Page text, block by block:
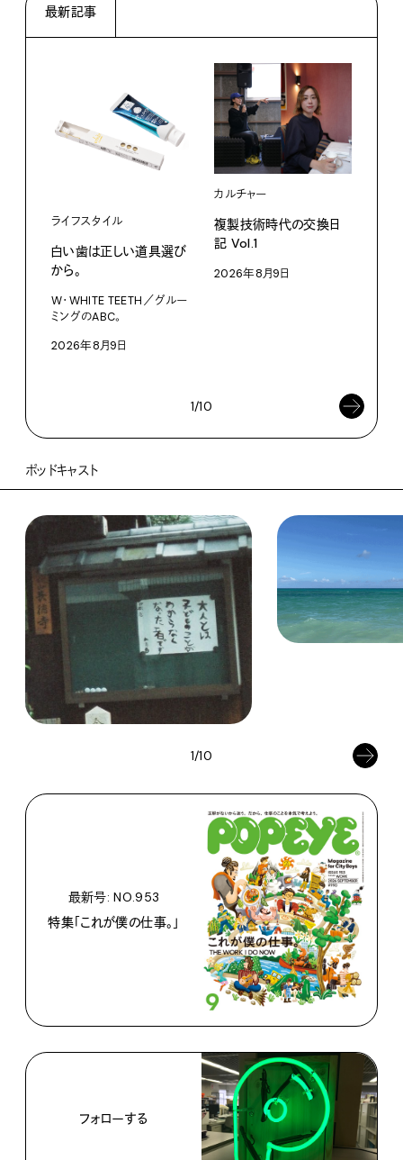
最新記事
ライフスタイル
白い歯は正しい道具選び
から。
W・WHITE TEETH／グルー
ミングのABC。
2026年8月9日
カルチャー
複製技術時代の交換日
記 Vol.1
2026年8月9日
1/10
ポッドキャスト
1/10
最新号: NO.953
特集「これが僕の仕事。」
フォローする